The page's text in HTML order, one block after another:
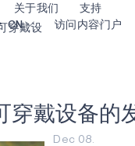
关于我们
职业生涯
让我们共创未来
支持
术语表
在线支持
CN 访问内容门户
穿戴设
穿戴设备的
Dec 08.